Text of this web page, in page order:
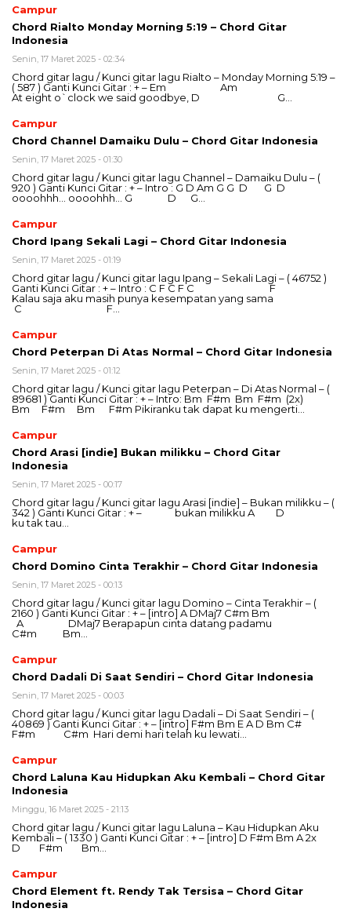
Campur
Chord Rialto Monday Morning 5:19 – Chord Gitar
Indonesia
Senin, 17 Maret 2025 - 02:34
Chord gitar lagu / Kunci gitar lagu Rialto – Monday Morning 5:19 –
( 587 ) Ganti Kunci Gitar : + – Em Am
At eight o`clock we said goodbye, D G…
Campur
Chord Channel Damaiku Dulu – Chord Gitar Indonesia
Senin, 17 Maret 2025 - 01:30
Chord gitar lagu / Kunci gitar lagu Channel – Damaiku Dulu – (
920 ) Ganti Kunci Gitar : + – Intro : G D Am G G D G D
oooohhh… oooohhh… G D G…
Campur
Chord Ipang Sekali Lagi – Chord Gitar Indonesia
Senin, 17 Maret 2025 - 01:19
Chord gitar lagu / Kunci gitar lagu Ipang – Sekali Lagi – ( 46752 )
Ganti Kunci Gitar : + – Intro : C F C F C F
Kalau saja aku masih punya kesempatan yang sama
C F…
Campur
Chord Peterpan Di Atas Normal – Chord Gitar Indonesia
Senin, 17 Maret 2025 - 01:12
Chord gitar lagu / Kunci gitar lagu Peterpan – Di Atas Normal – (
89681 ) Ganti Kunci Gitar : + – Intro: Bm F#m Bm F#m (2x)
Bm F#m Bm F#m Pikiranku tak dapat ku mengerti…
Campur
Chord Arasi [indie] Bukan milikku – Chord Gitar
Indonesia
Senin, 17 Maret 2025 - 00:17
Chord gitar lagu / Kunci gitar lagu Arasi [indie] – Bukan milikku – (
342 ) Ganti Kunci Gitar : + – bukan milikku A D
ku tak tau…
Campur
Chord Domino Cinta Terakhir – Chord Gitar Indonesia
Senin, 17 Maret 2025 - 00:13
Chord gitar lagu / Kunci gitar lagu Domino – Cinta Terakhir – (
2160 ) Ganti Kunci Gitar : + – [intro] A DMaj7 C#m Bm
A DMaj7 Berapapun cinta datang padamu
C#m Bm…
Campur
Chord Dadali Di Saat Sendiri – Chord Gitar Indonesia
Senin, 17 Maret 2025 - 00:03
Chord gitar lagu / Kunci gitar lagu Dadali – Di Saat Sendiri – (
40869 ) Ganti Kunci Gitar : + – [intro] F#m Bm E A D Bm C#
F#m C#m Hari demi hari telah ku lewati…
Campur
Chord Laluna Kau Hidupkan Aku Kembali – Chord Gitar
Indonesia
Minggu, 16 Maret 2025 - 21:13
Chord gitar lagu / Kunci gitar lagu Laluna – Kau Hidupkan Aku
Kembali – ( 1330 ) Ganti Kunci Gitar : + – [intro] D F#m Bm A 2x
D F#m Bm…
Campur
Chord Element ft. Rendy Tak Tersisa – Chord Gitar
Indonesia